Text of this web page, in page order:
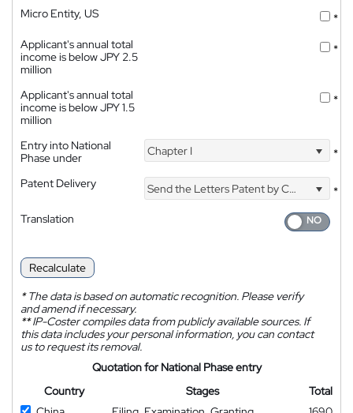
Micro Entity, US
*
Applicant's annual total
income is below JPY 2.5
million
*
Applicant's annual total
income is below JPY 1.5
million
*
Entry into National
Phase under
Chapter I *
Patent Delivery Send the Letters Patent by Courier
*
Translation
Recalculate
*The data is based on automatic recognition. Please verify
and amend if necessary.
**IP-Coster compiles data from publicly available sources. If
this data includes your personal information, you can contact
us to request its removal.
Quotation for National Phase entry
Country
Stages
Total